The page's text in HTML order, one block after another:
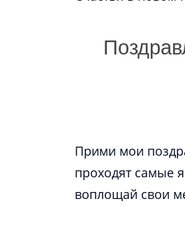
Прими мои
проходят самые